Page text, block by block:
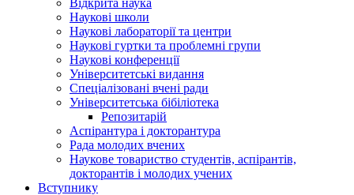
Відкрита наука
Наукові школи
Наукові лабораторії та центри
Наукові гуртки та проблемні групи
Наукові конференції
Університетські видання
Спеціалізовані вчені ради
Університетська бібіліотека
Репозитарій
Аспірантура і докторантура
Рада молодих вчених
Наукове товариство студентів, аспірантів,
докторантів і молодих учених
Вступнику